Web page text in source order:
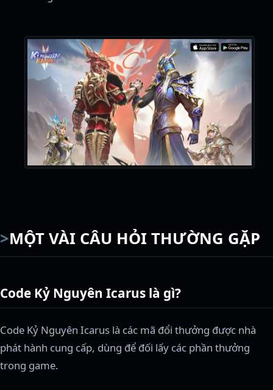
MỘT VÀI CÂU HỎI THƯỜNG GẶP
Code Kỷ Nguyên Icarus là gì?
Code Kỷ Nguyên Icarus là các mã đổi thưởng được nhà
phát hành cung cấp, dùng để đối lấy các phần thưởng
trong game.